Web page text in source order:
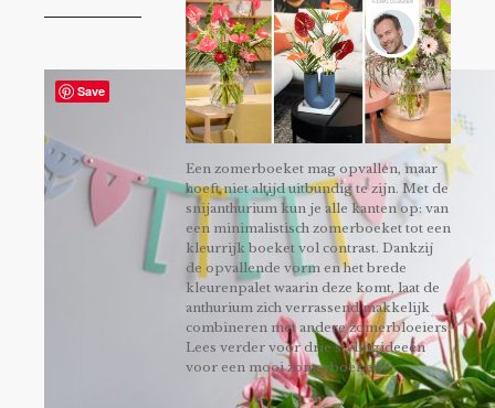
Een zomerboeket mag opvallen, maar
hoeft niet altijd uitbundig te zijn. Met de
snijanthurium kun je alle kanten op: van
een minimalistisch zomerboeket tot een
kleurrijk boeket vol contrast. Dankzij
de opvallende vorm en het brede
kleurenpalet waarin deze komt, laat de
anthurium zich verrassend makkelijk
combineren met andere zomerbloeiers.
Lees verder voor drie stylingideeën
voor een mooi zomerboeket!
Save